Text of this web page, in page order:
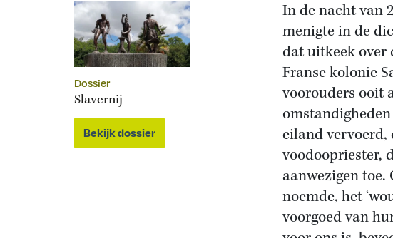
Dossier
Slavernij
Bekijk dossier
In de nacht van
menigte in de
dat uitkeek over
Franse kolonie
voorouders ooit
eiland vervoerd,
voodoopriester,
aanwezigen
noemde, het
voorgoed van